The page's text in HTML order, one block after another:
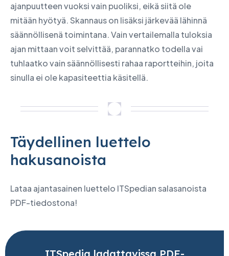
ajanpuutteen vuoksi vain puoliksi, eikä siitä ole
mitään hyötyä. Skannaus on lisäksi järkevää lähinnä
säännöllisenä toimintana. Vain vertailemalla tuloksia
ajan mittaan voit selvittää, parannatko todella vai
tuhlaatko vain säännöllisesti rahaa raportteihin, joita
sinulla ei ole kapasiteettia käsitellä.
Täydellinen luettelo
hakusanoista
Lataa ajantasainen luettelo ITSpedian salasanoista
PDF-tiedostona!